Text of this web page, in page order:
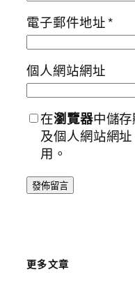
電子郵件地址*
個人網站網址
在瀏覽器中儲
及個人網站網
用。
更多文章